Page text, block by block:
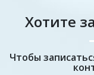
Хотите
Чтобы